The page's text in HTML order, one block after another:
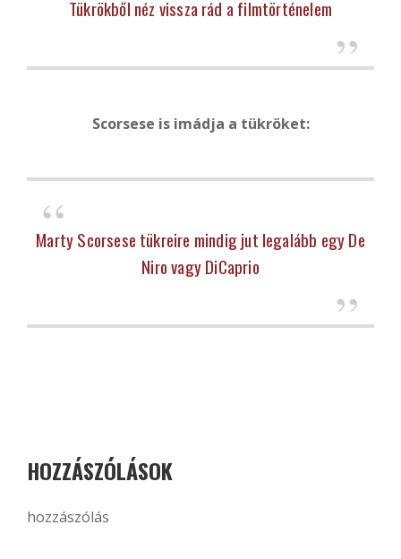
Tükrökből néz vissza rád a filmtörténelem
Scorsese is imádja a tükröket:
Marty Scorsese tükreire mindig jut legalább egy De
Niro vagy DiCaprio
HOZZÁSZÓLÁSOK
hozzászólás